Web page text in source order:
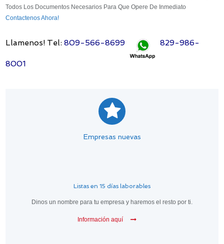
Todos Los Documentos Necesarios Para Que Opere De Inmediato
Contactenos Ahora!
Llamenos! Tel: 809-566-8699 829-986-
8001
Empresas nuevas
Listas en 15 días laborables
Dinos un nombre para tu empresa y haremos el resto por ti.
Información aquí